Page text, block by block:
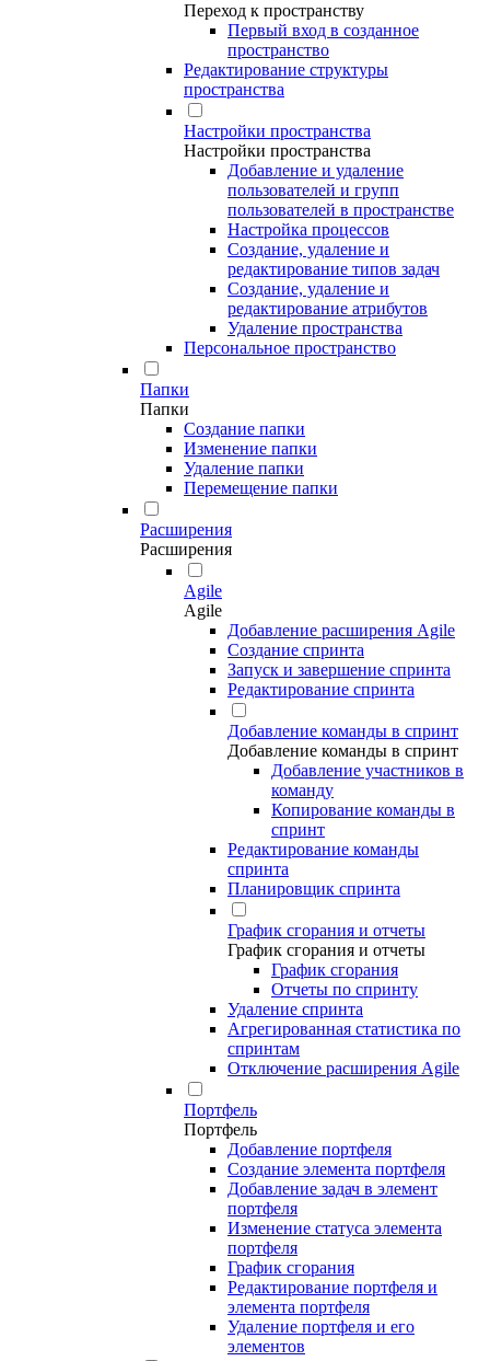
Переход к пространству
Первый вход в созданное
пространство
Редактирование структуры
пространства
Настройки пространства
Настройки пространства
Добавление и удаление
пользователей и групп
пользователей в пространстве
Настройка процессов
Создание, удаление и
редактирование типов задач
Создание, удаление и
редактирование атрибутов
Удаление пространства
Персональное пространство
Папки
Папки
Создание папки
Изменение папки
Удаление папки
Перемещение папки
Расширения
Расширения
Agile
Agile
Добавление расширения Agile
Создание спринта
Запуск и завершение спринта
Редактирование спринта
Добавление команды в спринт
Добавление команды в спринт
Добавление участников в
команду
Копирование команды в
спринт
Редактирование команды
спринта
Планировщик спринта
График сгорания и отчеты
График сгорания и отчеты
График сгорания
Отчеты по спринту
Удаление спринта
Агрегированная статистика по
спринтам
Отключение расширения Agile
Портфель
Портфель
Добавление портфеля
Создание элемента портфеля
Добавление задач в элемент
портфеля
Изменение статуса элемента
портфеля
График сгорания
Редактирование портфеля и
элемента портфеля
Удаление портфеля и его
элементов